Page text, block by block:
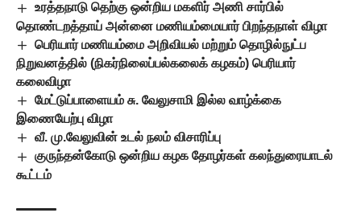
உரத்தநாடு தெற்கு ஒன்றிய மகளிர் அணி சார்பில்
தொண்டறத்தாய் அன்னை மணியம்மையார் பிறந்தநாள் விழா
பெரியார் மணியம்மை அறிவியல் மற்றும் தொழில்நுட்ப
நிறுவனத்தில் (நிகர்நிலைப்பல்கலைக் கழகம்) பெரியார்
கலைவிழா
மேட்டுப்பாளையம் சு. வேலுசாமி இல்ல வாழ்க்கை
இணையேற்பு விழா
வீ. மு.வேலுவின் உடல் நலம் விசாரிப்பு
குருந்தன்கோடு ஒன்றிய கழக தோழர்கள் கலந்துரையாடல்
கூட்டம்